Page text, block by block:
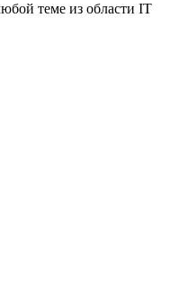
теме из области IT